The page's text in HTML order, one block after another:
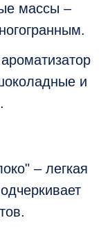
массы –
и
– легкая